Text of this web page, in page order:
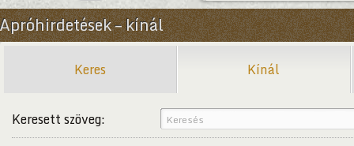
Apróhirdetések – kínál
Keres Kínál
Keresett szöveg: